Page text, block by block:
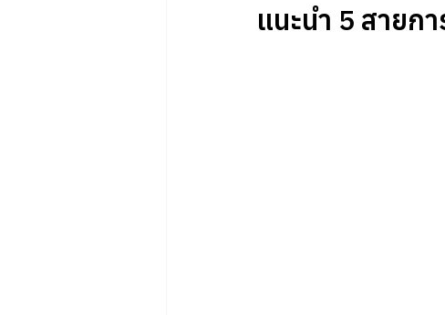
แนะนำ 5 สายก